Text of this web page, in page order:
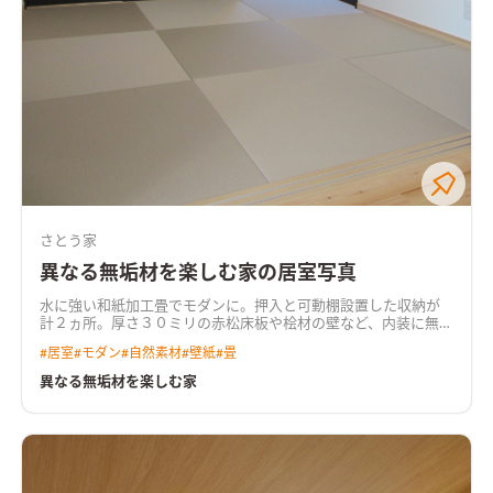
さとう家
異なる無垢材を楽しむ家の居室写真
水に強い和紙加工畳でモダンに。押入と可動棚設置した収納が
計２ヵ所。 厚さ３０ミリの赤松床板や桧材の壁など、内装に無垢
#居室#モダン#自然素材#壁紙#畳
異なる無垢材を楽しむ家